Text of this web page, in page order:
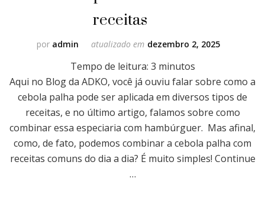
receitas
por admin atualizado em dezembro 2, 2025
Tempo de leitura: 3 minutos
Aqui no Blog da ADKO, você já ouviu falar sobre como a
cebola palha pode ser aplicada em diversos tipos de
receitas, e no último artigo, falamos sobre como
combinar essa especiaria com hambúrguer. Mas afinal,
como, de fato, podemos combinar a cebola palha com
receitas comuns do dia a dia? É muito simples! Continue
…